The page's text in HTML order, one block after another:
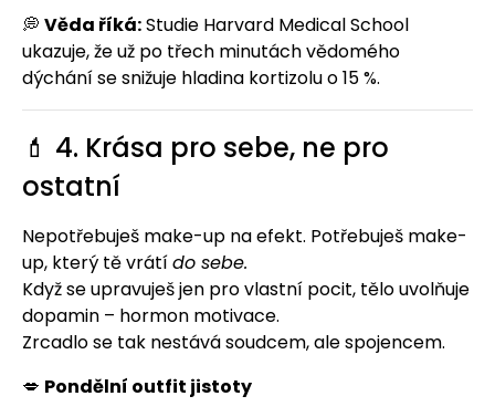
💭 Věda říká:Studie Harvard Medical School
ukazuje, že už po třech minutách vědomého
dýchání se snižuje hladina kortizolu o 15 %.
💄 4. Krása pro sebe, ne pro
ostatní
Nepotřebuješ make-up na efekt. Potřebuješ make-
up, který tě vrátído sebe.
Když se upravuješ jen pro vlastní pocit, tělo uvolňuje
dopamin – hormon motivace.
Zrcadlo se tak nestává soudcem, ale spojencem.
💋 Pondělní outfit jistoty